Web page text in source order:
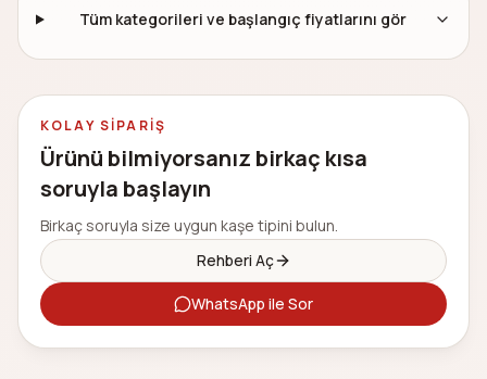
Tüm kategorileri ve başlangıç fiyatlarını gör
KOLAY SIPARIŞ
Ürünü bilmiyorsanız birkaç kısa
soruyla başlayın
Birkaç soruyla size uygun kaşe tipini bulun.
Rehberi Aç
WhatsApp ile Sor